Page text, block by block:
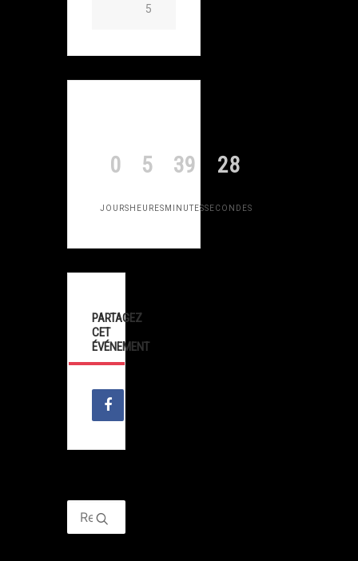
5
0
JOURS
5
HEURES
39
MINUTES
28
SECONDES
PARTAGEZ
CET
ÉVÉNEMENT